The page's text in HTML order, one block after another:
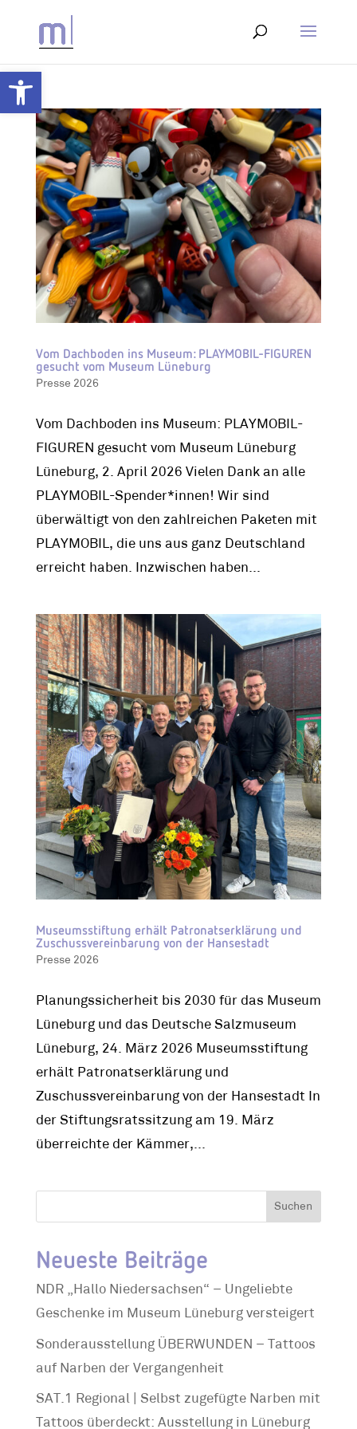
Werkzeugleiste öffnen
Vom Dachboden ins Museum: PLAYMOBIL-FIGUREN
gesucht vom Museum Lüneburg
Presse 2026
Vom Dachboden ins Museum: PLAYMOBIL-
FIGUREN gesucht vom Museum Lüneburg
Lüneburg, 2. April 2026 Vielen Dank an alle
PLAYMOBIL-Spender*innen! Wir sind
überwältigt von den zahlreichen Paketen mit
PLAYMOBIL, die uns aus ganz Deutschland
erreicht haben. Inzwischen haben...
Museumsstiftung erhält Patronatserklärung und
Zuschussvereinbarung von der Hansestadt
Presse 2026
Planungssicherheit bis 2030 für das Museum
Lüneburg und das Deutsche Salzmuseum
Lüneburg, 24. März 2026 Museumsstiftung
erhält Patronatserklärung und
Zuschussvereinbarung von der Hansestadt In
der Stiftungsratssitzung am 19. März
überreichte der Kämmer,...
Suchen
Neueste Beiträge
NDR „Hallo Niedersachsen“ – Ungeliebte
Geschenke im Museum Lüneburg versteigert
Sonderausstellung ÜBERWUNDEN – Tattoos
auf Narben der Vergangenheit
SAT.1 Regional | Selbst zugefügte Narben mit
Tattoos überdeckt: Ausstellung in Lüneburg